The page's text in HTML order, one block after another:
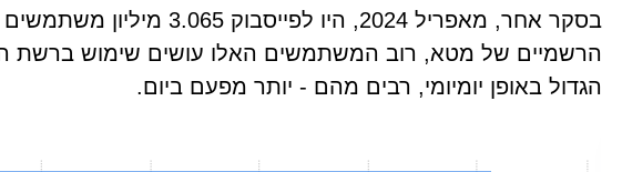
בסקר אחר, מאפריל 2024, היו
הרשמיים של מטא, רוב המשתמשים האלו עושים שימוש ברשת
הגדול באופן יומיומי, רבים מהם - יותר מפעם ביום.